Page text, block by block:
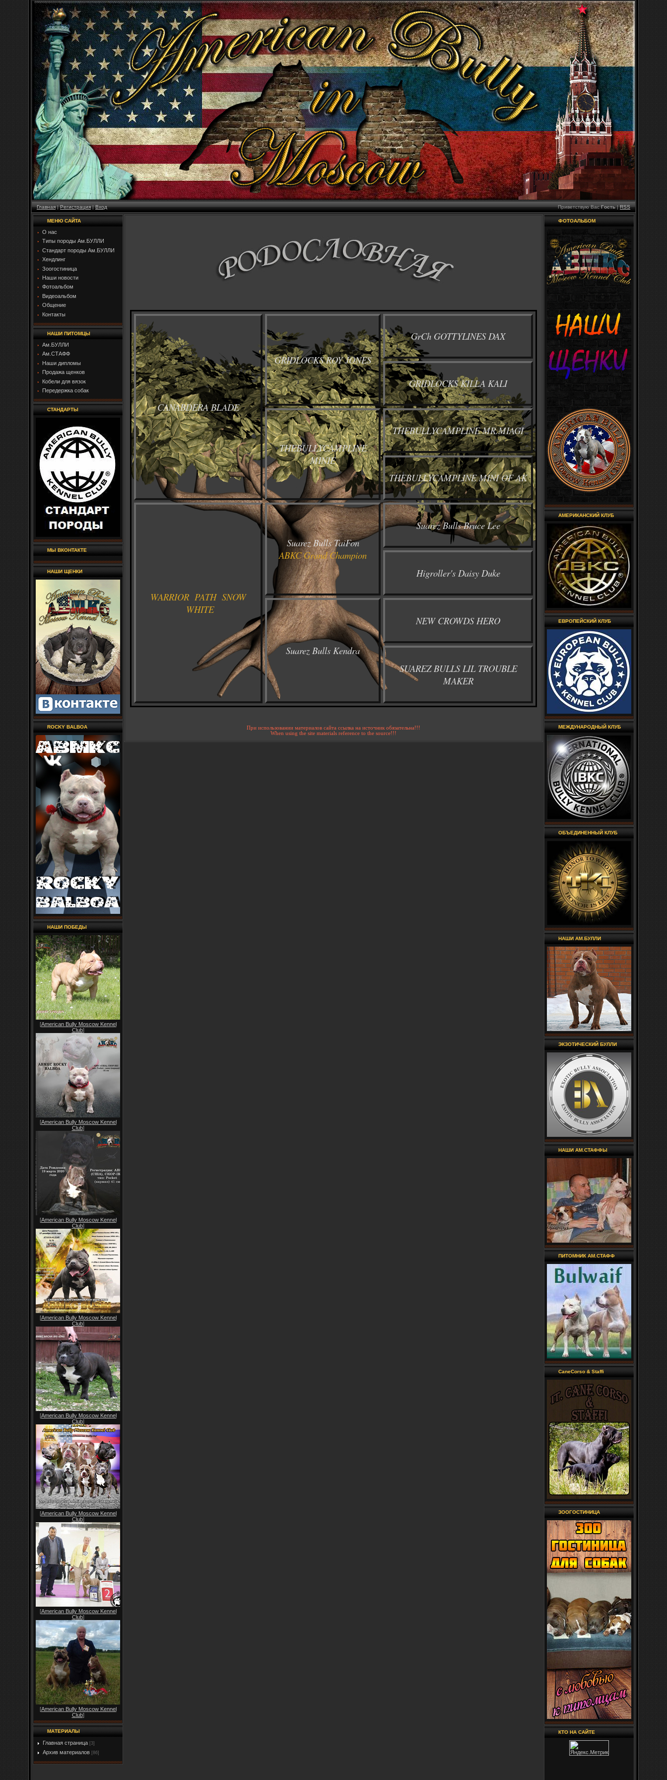
Главная|Регистрация|Вход Приветствую Вас Гость|RSS
МЕНЮ САЙТА
О нас
Типы породы Ам.БУЛЛИ
Стандарт породы Ам.БУЛЛИ
Хендлинг
Зоогостиница
Наши новости
Фотоальбом
Видеоальбом
Общение
Контакты
НАШИ ПИТОМЦЫ
Ам.БУЛЛИ
Ам.СТАФФ
Наши дипломы
Продажа щенков
Кобели для вязок
Передержка собак
СТАНДАРТЫ
МЫ ВКОНТАКТЕ
НАШИ ЩЕНКИ
ROCKY BALBOA
НАШИ ПОБЕДЫ
[American Bully Moscow Kennel
Club]
[American Bully Moscow Kennel
Club]
[American Bully Moscow Kennel
Club]
[American Bully Moscow Kennel
Club]
[American Bully Moscow Kennel
Club]
[American Bully Moscow Kennel
Club]
[American Bully Moscow Kennel
Club]
[American Bully Moscow Kennel
Club]
МАТЕРИАЛЫ
Главная страница [3]
Архив материалов [86]
CANABDERA BLADE
GRIDLOCKS ROY JONES
GrCh GOTTYLINES DAX
GRIDLOCKS KILLA KALI
THEBULLYCAMPLINE
MINIE
THEBULLYCAMPLINE MR.MIAGI
THEBULLYCAMPLINE MINI OF AK
WARRIOR PATH SNOW
WHITE
Suarez Bulls TaiFon
ABKC Grand Champion
Suarez Bulls Bruce Lee
Higroller's Daisy Duke
Suarez Bulls Kendra
NEW CROWDS HERO
SUAREZ BULLS LIL TROUBLE
MAKER
При использовании материалов сайта ссылка на источник обязательна!!!
When using the site materials reference to the source!!!
ФОТОАЛЬБОМ
АМЕРИКАНСКИЙ КЛУБ
ЕВРОПЕЙСКИЙ КЛУБ
МЕЖДУНАРОДНЫЙ КЛУБ
ОБЪЕДИНЕННЫЙ КЛУБ
НАШИ АМ.БУЛЛИ
ЭКЗОТИЧЕСКИЙ БУЛЛИ
НАШИ АМ.СТАФФЫ
ПИТОМНИК АМ.СТАФФ
CaneCorso & Staffi
ЗООГОСТИНИЦА
КТО НА САЙТЕ